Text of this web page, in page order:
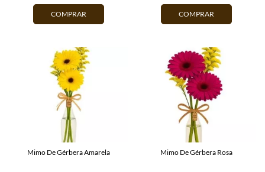
COMPRAR COMPRAR
Mimo De Gérbera Amarela Mimo De Gérbera Rosa